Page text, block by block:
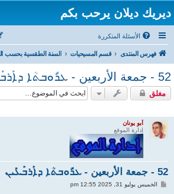
ديريك ديلان يرحب بكم
الأسئلة المتكررة
فهرس المنتدى قسم المسيحيات
52 - جمعة الأربعين - ܥܪܽܘܒܬܳܐ ܕܐܰܪܒܰܥܺܝܢ
مغلق
أبو يونان
إدارة الموقع
52 - جمعة الأربعين - ܥܪܽܘܒܬܳܐ ܕܐܰܪܒܰܥܺܝܢ
الخميس يوليو 31, 2025 12:55 pm